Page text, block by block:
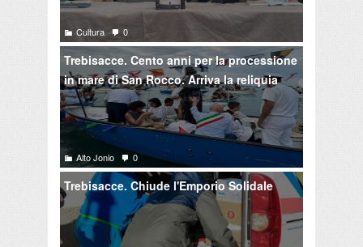
Cultura 0
Trebisacce. Cento anni per la processione
in mare di San Rocco. Arriva la reliquia
Alto Jonio 0
Trebisacce. Chiude l'Emporio Solidale